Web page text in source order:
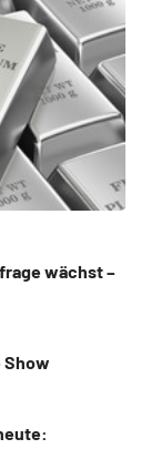
wächst –
Show